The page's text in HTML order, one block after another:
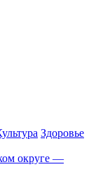
Здоровье
округе —